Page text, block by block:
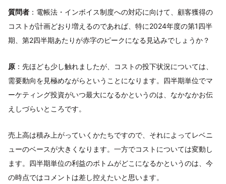
質問者 ：電帳法・インボイス制度への対応に向けて、顧客獲得の
コストが計画どおり増えるのであれば、特に2024年度の第1四半
期、第2四半期あたりが赤字のピークになる見込みでしょうか？
原 ：先ほども少し触れましたが、コストの投下状況については、
需要動向を見極めながらということになります。四半期単位でマ
ーケティング投資がいつ最大になるかというのは、なかなかお伝
えしづらいところです。
売上高は積み上がっていくかたちですので、それによってレベニ
ューのベースが大きくなります。一方でコストについては変動し
ます。四半期単位の利益のボトムがどこになるかというのは、今
の時点ではコメントは差し控えたいと思います。